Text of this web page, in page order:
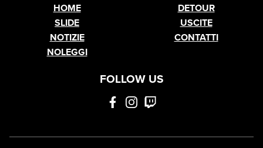
HOME
DETOUR
SLIDE
USCITE
NOTIZIE
CONTATTI
NOLEGGI
FOLLOW US